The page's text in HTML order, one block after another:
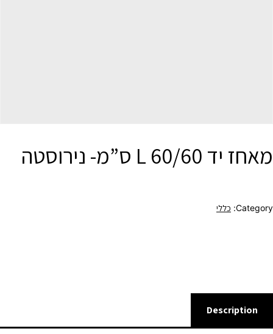
מאחז יד 60/60 L ס”מ- נירוסטה
Category: כללי
Description